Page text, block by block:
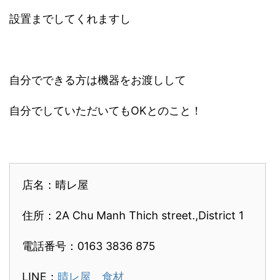
設置までしてくれますし
自分でできる方は機器をお渡しして
自分でしていただいてもOKとのこと！
店名：晴レ屋
住所：2A Chu Manh Thich street.,District 1
電話番号：0163 3836 875
LINE： 晴レ屋 食材